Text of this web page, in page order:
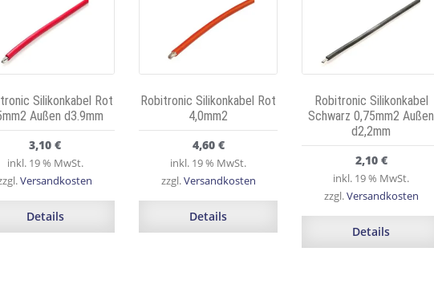
Silikonkabel Rot
Außen d3.9mm
3,10€
inkl. 19 % MwSt.
Versandkosten
Details
Robitronic Silikonkabel Rot
4,0mm2
4,60 €
inkl. 19 % MwSt.
zzgl.Versandkosten
Details
Robitronic Silikonkabel
Schwarz 0,75mm2 Außen
d2,2mm
2,10 €
inkl. 19 % MwSt.
zzgl.Versandkosten
Details